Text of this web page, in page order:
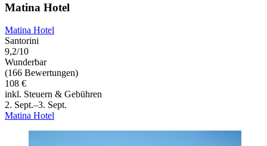
Matina Hotel
Matina Hotel
Santorini
9,2/10
Wunderbar
(166 Bewertungen)
108 €
inkl. Steuern & Gebühren
2. Sept.–3. Sept.
Matina Hotel